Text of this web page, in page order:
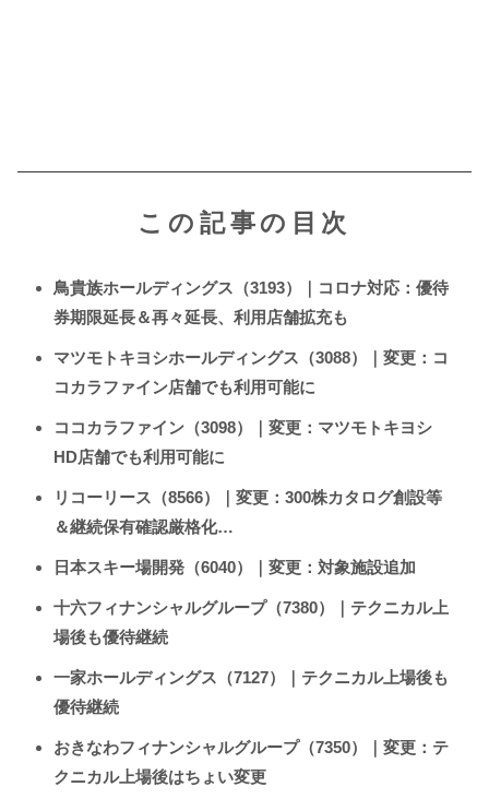
この記事の目次
鳥貴族ホールディングス（3193）｜コロナ対応：優待
券期限延長＆再々延長、利用店舗拡充も
マツモトキヨシホールディングス（3088）｜変更：コ
コカラファイン店舗でも利用可能に
ココカラファイン（3098）｜変更：マツモトキヨシ
HD店舗でも利用可能に
リコーリース（8566）｜変更：300株カタログ創設等
＆継続保有確認厳格化…
日本スキー場開発（6040）｜変更：対象施設追加
十六フィナンシャルグループ（7380）｜テクニカル上
場後も優待継続
一家ホールディングス（7127）｜テクニカル上場後も
優待継続
おきなわフィナンシャルグループ（7350）｜変更：テ
クニカル上場後はちょい変更